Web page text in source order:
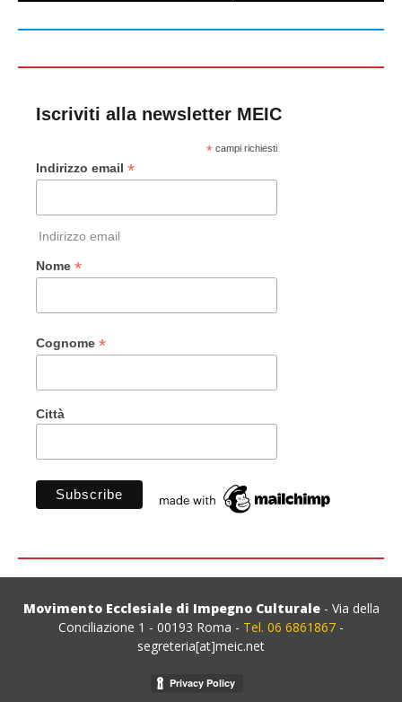
Iscriviti alla newsletter MEIC
*campi richiesti
Indirizzo email *
Indirizzo email
Nome *
Cognome *
Città
Movimento Ecclesiale di Impegno Culturale- Via della
Conciliazione 1 - 00193 Roma - Tel. 06 6861867 -
segreteria[at]meic.net